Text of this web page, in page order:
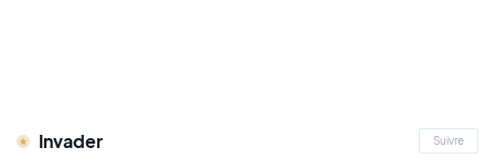
Invader Suivre